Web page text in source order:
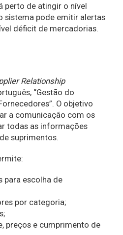
perto de atingir o nível
sistema pode emitir alertas
déficit de mercadorias.
Relationship
“Gestão do
O objetivo
a comunicação com os
todas as informações
suprimentos.
para escolha de
por categoria;
preços e cumprimento de